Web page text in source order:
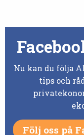
Nu kan du följa
tips och
Följ oss på